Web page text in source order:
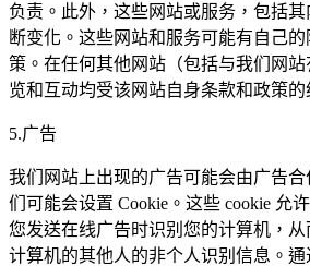
负责。此外，这些网站或服务，包括
断变化。这些网站和服务可能有自己
策。在任何其他网站（包括与我们网站
览和互动均受该网站自身条款和政策的
5.广告
我们网站上出现的广告可能会由广告
们可能会设置 Cookie。这些 cookie 允
您发送在线广告时识别您的计算机，
计算机的其他人的非个人识别信息。